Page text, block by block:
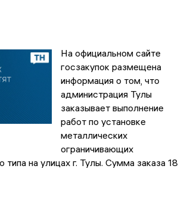
На официальном сайте
госзакупок размещена
информация о том, что
администрация Тулы
заказывает выполнение
работ по установке
металлических
ограничивающих
на улицах г. Тулы. Сумма заказа 18